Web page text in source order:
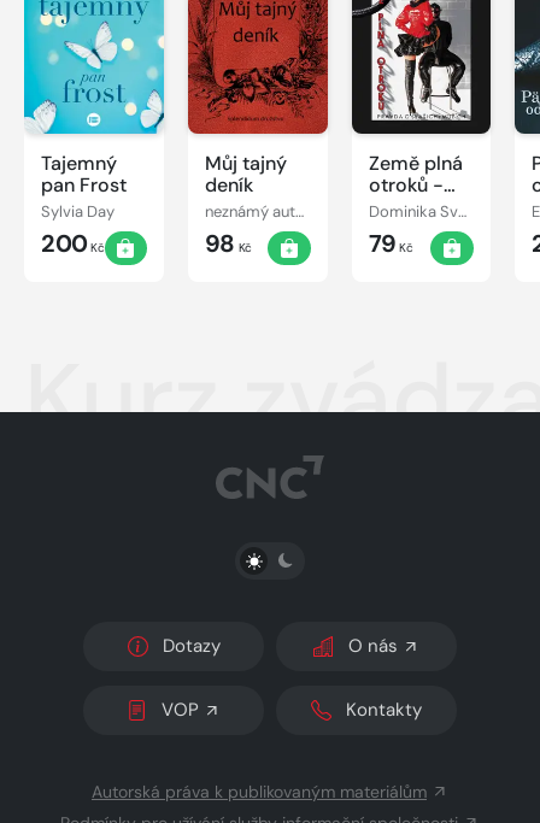
Tajemný
pan Frost
Sylvia Day
200Kč
Můj tajný
deník
neznámý autor
98 Kč
Země plná
otroků -
Pravda o
(vašich)
mužích
Dominika Svobodová
79 Kč
Kurz
PŘEPNOUT SVĚTLÝ/TMAVÝ REŽIM
Dotazy O nás
VOP Kontakty
Autorská práva k publikovaným materiálům